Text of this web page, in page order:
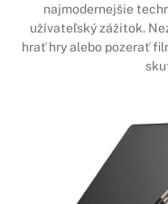
najmodernejšie
užívateľský zážitok.
hrať hry alebo pozerať